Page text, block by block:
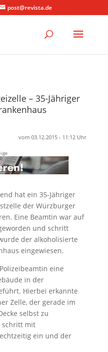
post@revista.de
– 35-Jähriger
vom 03.12.2015 - 11:12 Uhr
hat ein 35-Jähriger
der Würzburger
Eine Beamtin war auf
und schritt
der alkoholisierte
eingewiesen.
eine
in der
Hierbei erkannte
Zelle, der gerade im
selbst zu
schritt mit
ein und der